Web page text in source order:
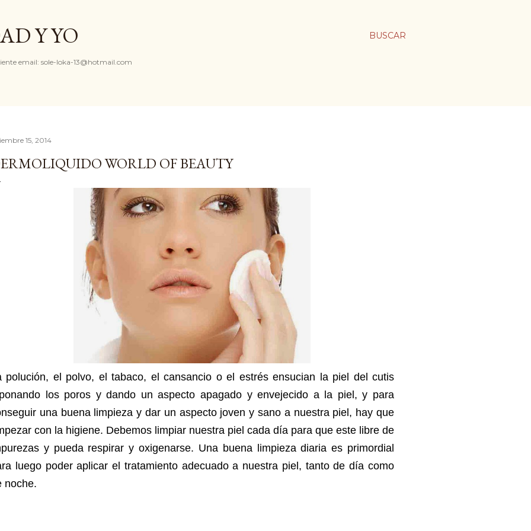
BUSCAR
Y YO
email: sole-loka-13@hotmail.com
15, 2014
WORLD OF BEAUTY
polución, el polvo, el tabaco, el cansancio o el estrés ensucian la piel del cutis
los poros y dando un aspecto apagado y envejecido a la piel, y para
una buena limpieza y dar un aspecto joven y sano a nuestra piel, hay que
con la higiene. Debemos limpiar nuestra piel cada día para que este libre de
y pueda respirar y oxigenarse. Una buena limpieza diaria es primordial
luego poder aplicar el tratamiento adecuado a nuestra piel, tanto de día como
noche.